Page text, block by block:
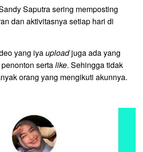
Saputra sering memposting
dan aktivitasnya setiap hari di
yang iyauploadjuga ada yang
sertalike. Sehingga tidak
orang yang mengikuti akunnya.